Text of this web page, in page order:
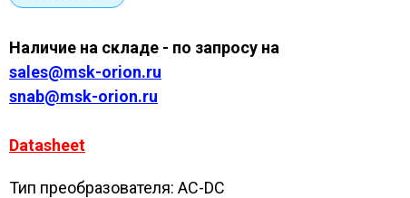
Наличие на складе - по запросу на
sales@msk-orion.ru
snab@msk-orion.ru
Datasheet
Тип преобразователя: AC-DC